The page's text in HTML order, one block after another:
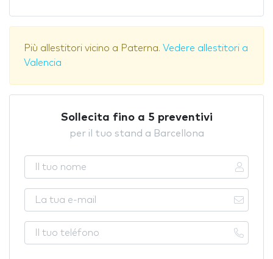
Più allestitori vicino a Paterna. Vedere allestitori a
Valencia
Sollecita fino a 5 preventivi
per il tuo stand a Barcellona